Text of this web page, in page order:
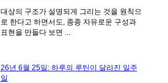
대상의 구조가 설명되게 그리는 것을 원칙으
로 한다고 하면서도, 종종 자유로운 구성과
표현을 만들다 보면 ...
26년 6월 25일: 하루의 루틴이 달라진 일주
일